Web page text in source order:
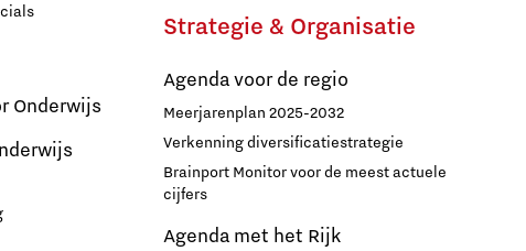
Brainport Industries Campus
High Tech Campus Eindhoven
Strijp District
TU/e Campus
Onderwijs
Strategie & Organisatie
Agenda voor de regio
Meerjarenplan 2025-2032
Verkenning diversificatiestrategie
Brainport Monitor voor de meest actuele
cijfers
Agenda met het Rijk